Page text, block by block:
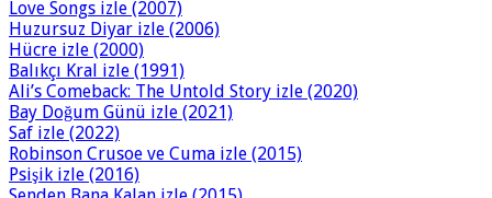
Love Songs izle (2007)
Huzursuz Diyar izle (2006)
Hücre izle (2000)
Balıkçı Kral izle (1991)
Ali’s Comeback: The Untold Story izle (2020)
Bay Doğum Günü izle (2021)
Saf izle (2022)
Robinson Crusoe ve Cuma izle (2015)
Psişik izle (2016)